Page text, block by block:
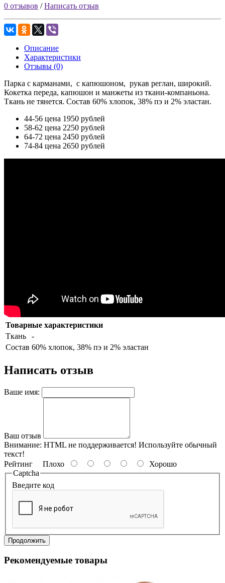
0 отзывов /Написать отзыв
Описание
Характеристики
Отзывы (0)
Парка с карманами, с капюшоном, рукав реглан, широкий.
Кокетка переда, капюшон и манжеты из ткани-компаньона.
Ткань не тянется. Состав 60% хлопок, 38% пэ и 2% эластан.
44-56 цена 1950 рублей
58-62 цена 2250 рублей
64-72 цена 2450 рублей
74-84 цена 2650 рублей
Товарные характеристики
Ткань
-
Состав 60% хлопок, 38% пэ и 2% эластан
Написать отзыв
Ваше имя:
Ваш отзыв
Внимание: HTML не поддерживается! Используйте обычный
текст!
Рейтинг Плохо
Хорошо
Captcha
Введите код
Продолжить
Рекомендуемые товары